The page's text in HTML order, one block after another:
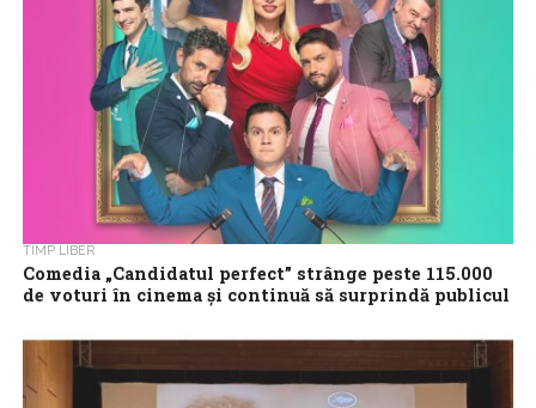
TIMP LIBER
Comedia „Candidatul perfect” strânge peste 115.000
de voturi în cinema și continuă să surprindă publicul
Comedia „Candidatul perfect” a reușit să aducă în
cinematografele din România 115.939 de spectatori, în mai puțin
de două săptămâni de la...